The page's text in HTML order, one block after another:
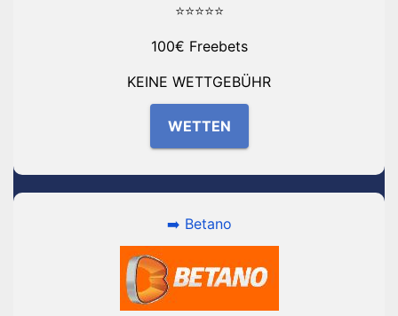
⭐⭐⭐⭐⭐
100€ Freebets
KEINE WETTGEBÜHR
WETTEN
➡️ Betano